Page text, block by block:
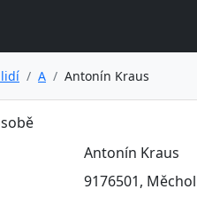
lidí A Antonín Kraus
Antonín Kraus
9176501,